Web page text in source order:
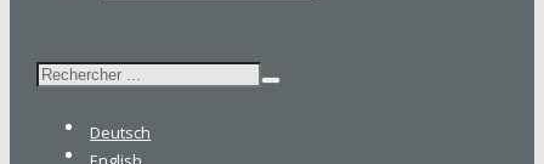
Rechercher
Deutsch